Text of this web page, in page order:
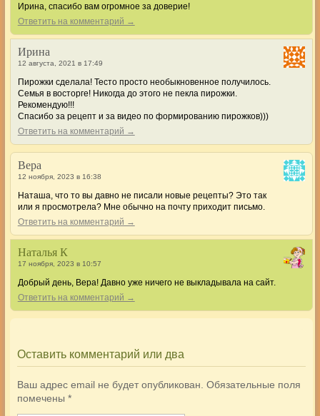
Ирина, спасибо вам огромное за доверие!
Ответить на комментарий →
Ирина
12 августа, 2021 в 17:49
Пирожки сделала! Тесто просто необыкновенное получилось.
Семья в восторге! Никогда до этого не пекла пирожки.
Рекомендую!!!
Спасибо за рецепт и за видео по формированию пирожков)))
Ответить на комментарий →
Вера
12 ноября, 2023 в 16:38
Наташа, что то вы давно не писали новые рецепты? Это так
или я просмотрела? Мне обычно на почту приходит письмо.
Ответить на комментарий →
Наталья К
17 ноября, 2023 в 10:57
Добрый день, Вера! Давно уже ничего не выкладывала на сайт.
Ответить на комментарий →
Оставить комментарий или два
Ваш адрес email не будет опубликован. Обязательные поля
помечены *